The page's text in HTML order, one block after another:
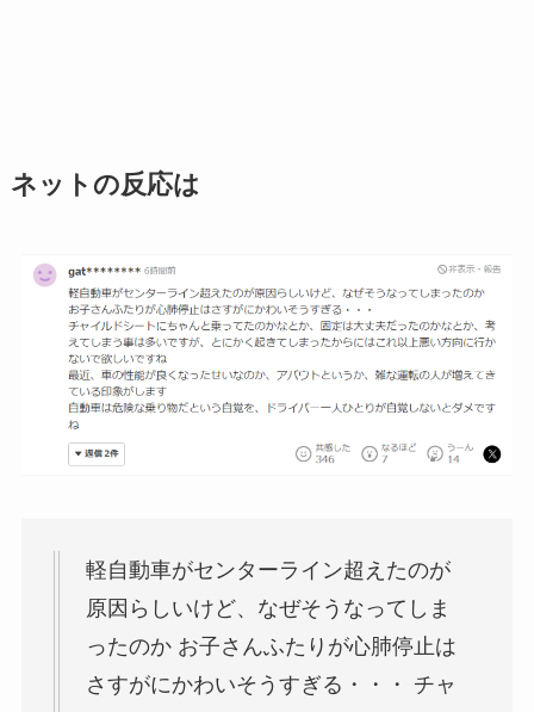
ネットの反応は
軽自動車がセンターライン超えたのが
原因らしいけど、なぜそうなってしま
ったのか お子さんふたりが心肺停止は
さすがにかわいそうすぎる・・・ チャ